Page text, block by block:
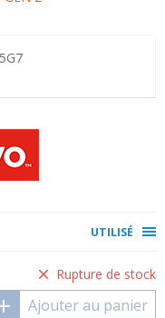
UTILISÉ
Rupture de stock
Ajouter au panier